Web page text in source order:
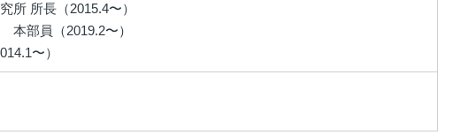
所 所長（2015.4〜）
部員（2019.2〜）
〜）